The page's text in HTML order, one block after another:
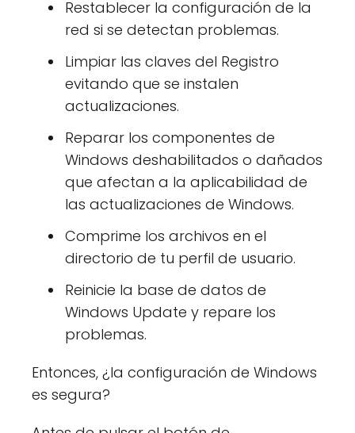
Restablecer la configuración de la
red si se detectan problemas.
Limpiar las claves del Registro
evitando que se instalen
actualizaciones.
Reparar los componentes de
Windows deshabilitados o dañados
que afectan a la aplicabilidad de
las actualizaciones de Windows.
Comprime los archivos en el
directorio de tu perfil de usuario.
Reinicie la base de datos de
Windows Update y repare los
problemas.
Entonces, ¿la configuración de Windows
es segura?